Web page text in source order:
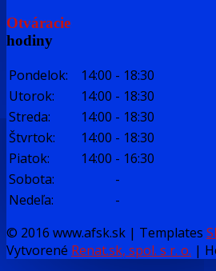
Otváracie
hodiny
Pondelok: 14:00 - 18:30
Utorok:
14:00 - 18:30
Streda:
14:00 - 18:30
Štvrtok:
14:00 - 18:30
Piatok:
14:00 - 16:30
Sobota:
-
Nedeľa:
-
© 2016 www.afsk.sk | Templates
Vytvorené Renat.sk, spol. s r. o. |